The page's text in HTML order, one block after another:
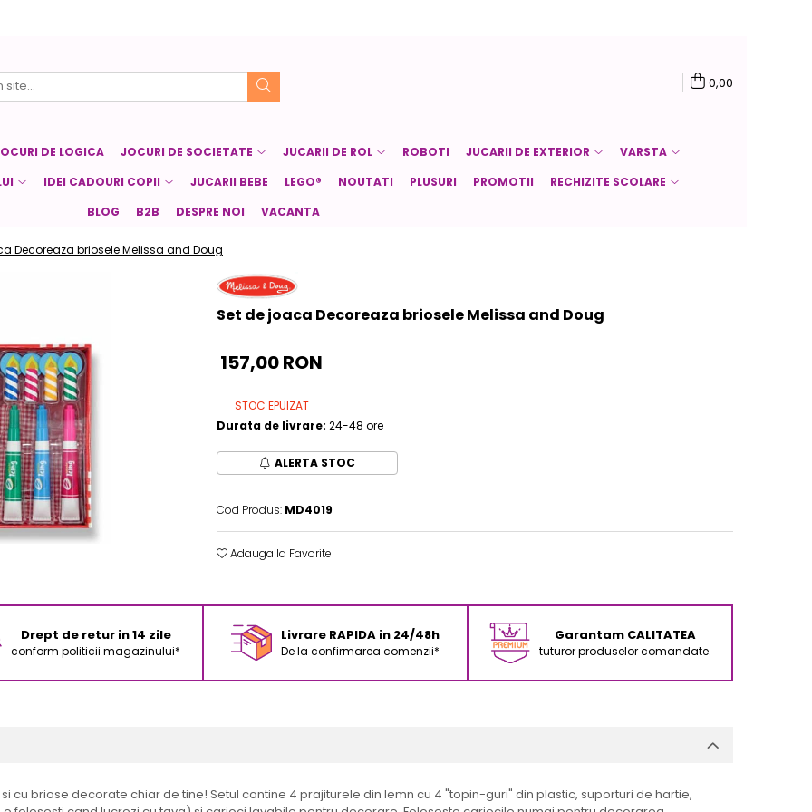
0,00
DE LOGICA JOCURI DE SOCIETATE JUCARII DE ROL ROBOTI JUCARII DE EXTERIOR
VARSTA
IDEI CADOURI COPII JUCARII BEBE LEGO® NOUTATI PLUSURI PROMOTII
RECHIZITE SCOLARE
BLOG
B2B DESPRE NOI VACANTA
Decoreaza briosele Melissa and Doug
Set de joaca Decoreaza briosele Melissa and Doug
157,00 RON
STOC EPUIZAT
Durata de livrare: 24-48 ore
ALERTA STOC
Cod Produs: MD4019
Adauga la Favorite
Drept de retur in 14 zile
conform politicii magazinului*
Livrare RAPIDA in 24/48h
De la confirmarea comenzii*
Garantam CALITATEA
tuturor produselor comandate.
cu briose decorate chiar de tine! Setul contine 4 prajiturele din lemn cu 4 "topin-guri" din plastic, suporturi de hartie,